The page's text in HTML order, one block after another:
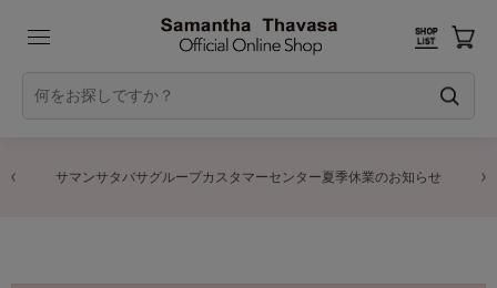
サマンサタバサグループカスタマーセンター夏季休業のお知らせ